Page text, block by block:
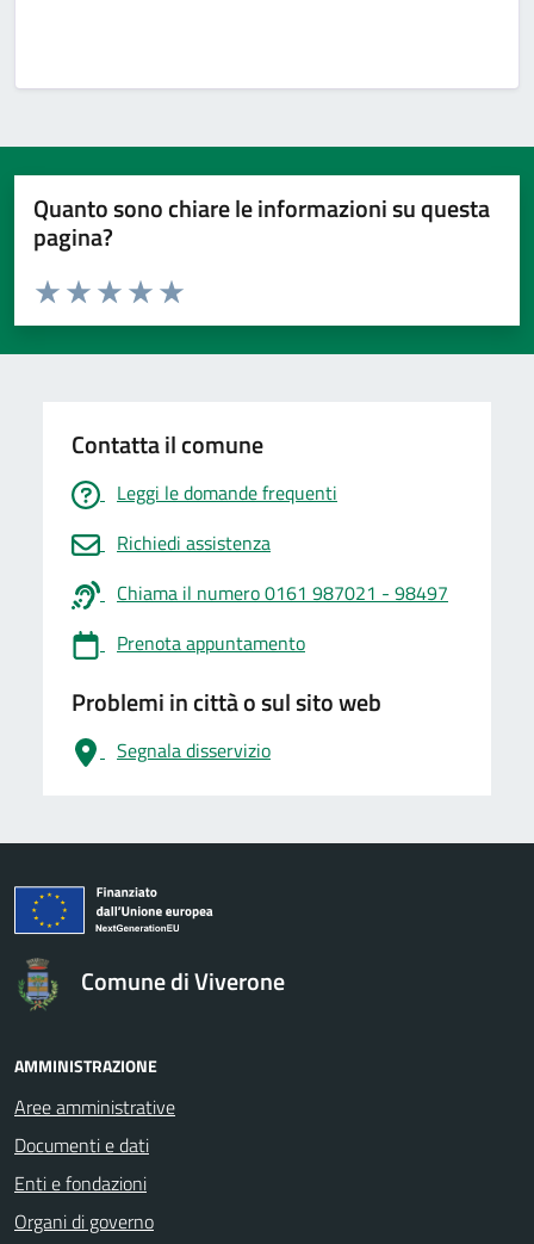
Quanto sono chiare le informazioni su questa
pagina?
Valuta da 1 a 5 stelle la pagina
Valuta 5 stelle su 5
Valuta 4 stelle su 5
Valuta 3 stelle su 5
Valuta 2 stelle su 5
Valuta 1 stelle su 5
Contatta il comune
Leggi le domande frequenti
Richiedi assistenza
Chiama il numero 0161 987021 - 98497
Prenota appuntamento
Problemi in città o sul sito web
Segnala disservizio
logo Unione Europea
Comune di Viverone
AMMINISTRAZIONE
Aree amministrative
Documenti e dati
Enti e fondazioni
Organi di governo